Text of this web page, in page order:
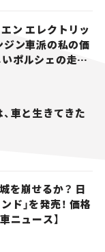
ン エレクトリッ
ジン車派の私の価
ポルシェの走
車と生きてきた
を崩せるか？ 日
ド」を発売！ 価格
ニュース】